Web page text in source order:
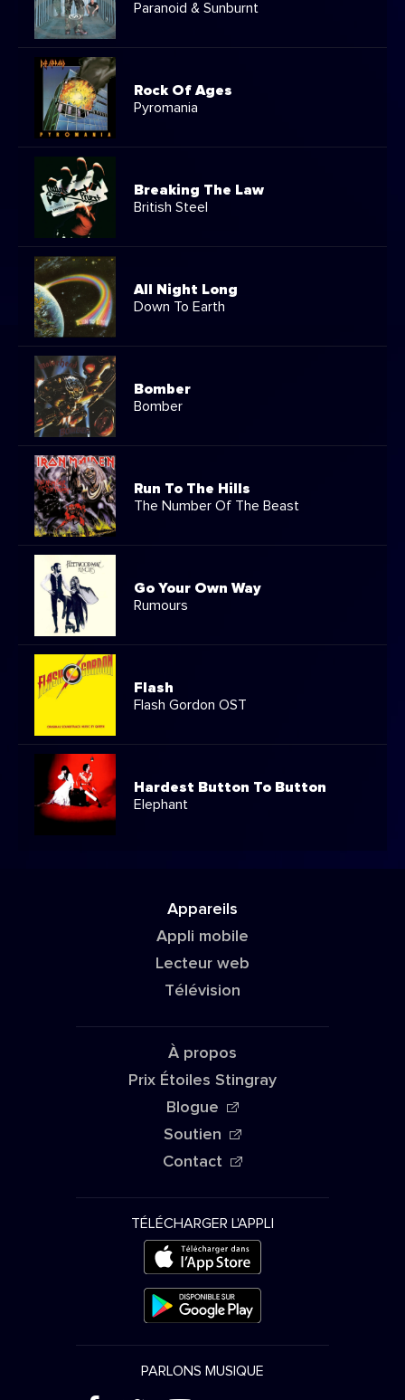
Paranoid & Sunburnt
Rock Of Ages
Pyromania
Breaking The Law
British Steel
All Night Long
Down To Earth
Bomber
Bomber
Run To The Hills
The Number Of The Beast
Go Your Own Way
Rumours
Flash
Flash Gordon OST
Hardest Button To Button
Elephant
Appareils
Appli mobile
Lecteur web
Télévision
À propos
Prix Étoiles Stingray
Blogue
Soutien
Contact
TÉLÉCHARGER L'APPLI
PARLONS MUSIQUE